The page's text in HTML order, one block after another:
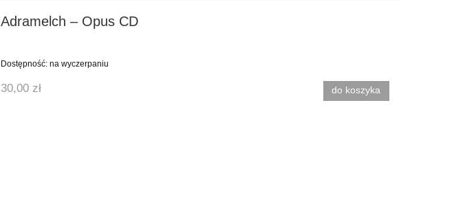
Adramelch ‎– Opus CD
Dostępność: na wyczerpaniu
30,00 zł do koszyka